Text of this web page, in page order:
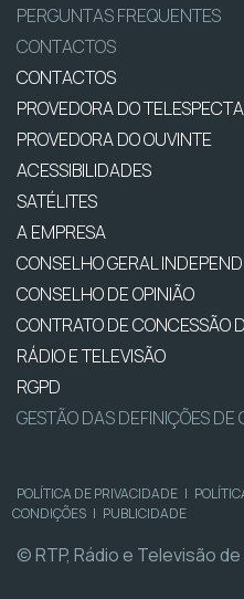
PERGUNTAS FREQUENTES
CONTACTOS
CONTACTOS
PROVEDORA DO
PROVEDORA DO OUVINTE
ACESSIBILIDADES
SATÉLITES
A EMPRESA
CONSELHO GERAL
CONSELHO DE OPINIÃO
CONTRATO DE CONCESSÃO
RÁDIO E TELEVISÃO
RGPD
GESTÃO DAS DEFINIÇÕES DE
POLÍTICA DE PRIVACIDADE |
CONDIÇÕES | PUBLICIDADE
© RTP, Rádio e Televisão